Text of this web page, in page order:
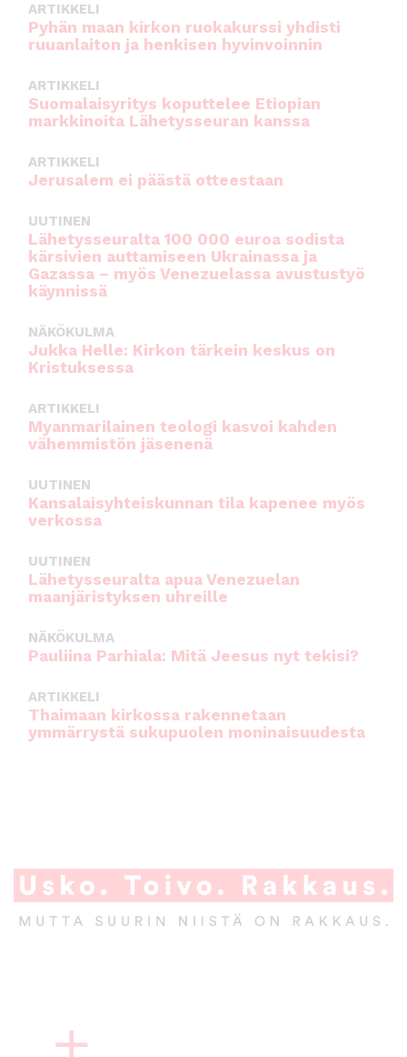
ARTIKKELI
Pyhän maan kirkon ruokakurssi yhdisti
ruuanlaiton ja henkisen hyvinvoinnin
ARTIKKELI
Suomalaisyritys koputtelee Etiopian
markkinoita Lähetysseuran kanssa
ARTIKKELI
Jerusalem ei päästä otteestaan
UUTINEN
Lähetysseuralta 100 000 euroa sodista
kärsivien auttamiseen Ukrainassa ja
Gazassa – myös Venezuelassa avustustyö
käynnissä
NÄKÖKULMA
Jukka Helle: Kirkon tärkein keskus on
Kristuksessa
ARTIKKELI
Myanmarilainen teologi kasvoi kahden
vähemmistön jäsenenä
UUTINEN
Kansalaisyhteiskunnan tila kapenee myös
verkossa
UUTINEN
Lähetysseuralta apua Venezuelan
maanjäristyksen uhreille
NÄKÖKULMA
Pauliina Parhiala: Mitä Jeesus nyt tekisi?
ARTIKKELI
Thaimaan kirkossa rakennetaan
ymmärrystä sukupuolen moninaisuudesta